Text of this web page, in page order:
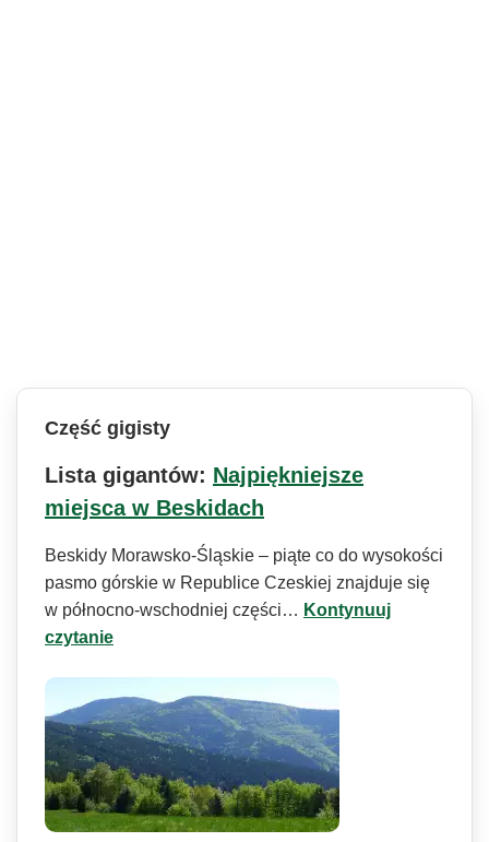
Część gigisty
Lista gigantów: Najpiękniejsze
miejsca w Beskidach
Beskidy Morawsko-Śląskie – piąte co do wysokości
pasmo górskie w Republice Czeskiej znajduje się
w północno-wschodniej części… Kontynuuj
czytanie